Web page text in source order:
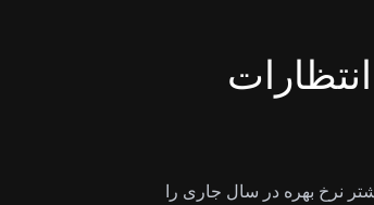
نرخ بهره در سال جاری را